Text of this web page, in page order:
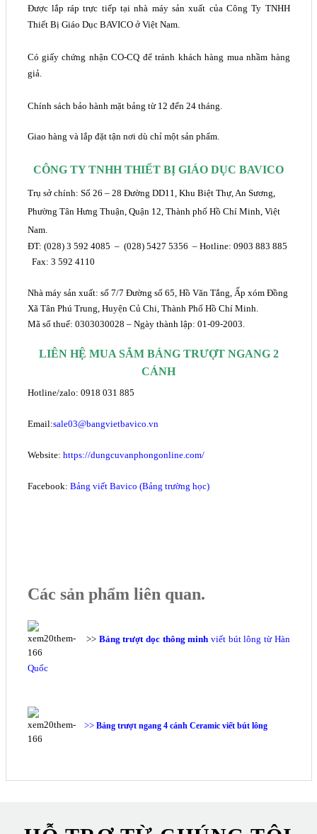
Được lắp ráp trực tiếp tại nhà máy sản xuất của Công Ty TNHH
Thiết Bị Giáo Dục BAVICO ở Việt Nam.
Có giấy chứng nhận CO-CQ để tránh khách hàng mua nhầm hàng
giả.
Chính sách bảo hành mặt bảng từ 12 đến 24 tháng.
Giao hàng và lắp đặt tận nơi dù chỉ một sản phẩm.
CÔNG TY TNHH THIẾT BỊ GIÁO DỤC BAVICO
Trụ sở chính: Số 26 – 28 Đường DD11, Khu Biệt Thự, An Sương,
Phường Tân Hưng Thuận, Quận 12, Thành phố Hồ Chí Minh, Việt
Nam.
ĐT: (028) 3 592 4085 – (028) 5427 5356 – Hotline: 0903 883 885
Fax: 3 592 4110
Nhà máy sản xuất: số 7/7 Đường số 65, Hồ Văn Tắng, Ấp xóm Đồng
Xã Tân Phú Trung, Huyện Củ Chi, Thành Phố Hồ Chí Minh.
Mã số thuế: 0303030028 – Ngày thành lập: 01-09-2003
LIÊN HỆ MUA SẮM BẢNG TRƯỢT NGANG 2
CÁNH
Hotline/zalo: 0918 031 885
Email:sale03@bangvietbavico.vn
Website: https://dungcuvanphongonline.com/
Facebook: Bảng viết Bavico (Bảng trường học)
Các sản phẩm liên quan.
>> Bảng trượt dọc thông minh viết bút lông từ Hàn
Quốc
>> Bảngtrượt ngang 4 cánh Ceramic viết bút lông